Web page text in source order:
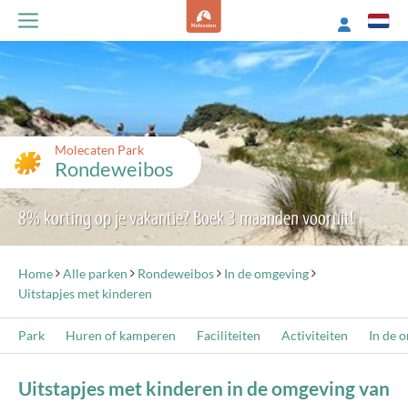
Molecaten Park
Rondeweibos
8% korting op je vakantie? Boek 3 maanden vooruit!
Home Alle parken Rondeweibos
In de omgeving
Uitstapjes met kinderen
Park Huren of kamperen Faciliteiten Activiteiten In de
Uitstapjes met kinderen in de omgeving van